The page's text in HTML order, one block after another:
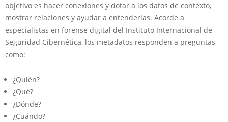
objetivo es hacer conexiones y dotar a los datos de contexto,
mostrar relaciones y ayudar a entenderlas. Acorde a
especialistas en forense digital del Instituto Internacional de
Seguridad Cibernética, los metadatos responden a preguntas
como:
¿Quién?
¿Qué?
¿Dónde?
¿Cuándo?